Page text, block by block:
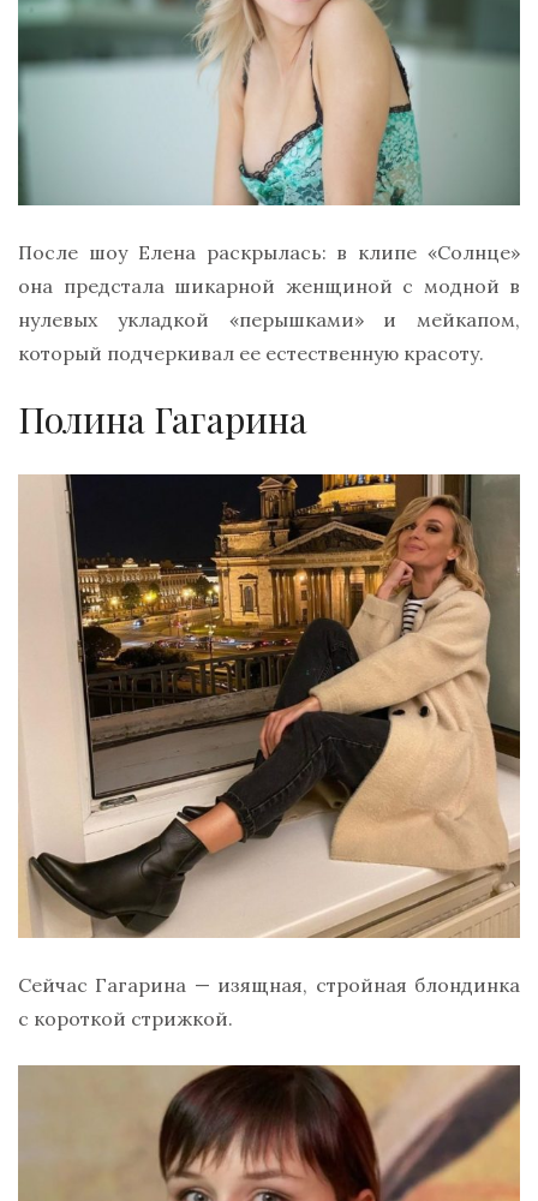
После шоу Елена раскрылась: в клипе «Солнце»
она предстала шикарной женщиной с модной в
нулевых укладкой «перышками» и мейкапом,
который подчеркивал ее естественную красоту.
Полина Гагарина
Сейчас Гагарина — изящная, стройная блондинка
с короткой стрижкой.